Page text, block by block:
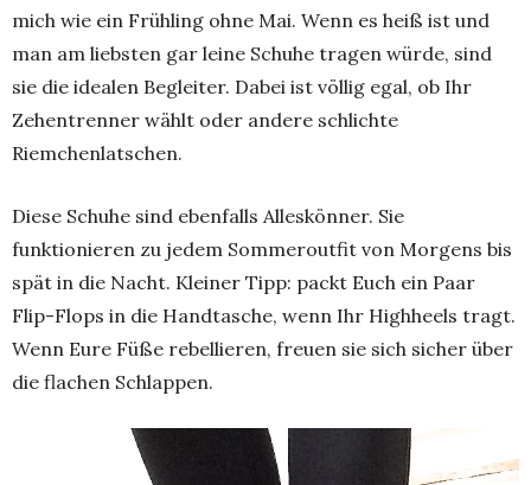
mich wie ein Frühling ohne Mai. Wenn es heiß ist und
man am liebsten gar leine Schuhe tragen würde, sind
sie die idealen Begleiter. Dabei ist völlig egal, ob Ihr
Zehentrenner wählt oder andere schlichte
Riemchenlatschen.
Diese Schuhe sind ebenfalls Alleskönner. Sie
funktionieren zu jedem Sommeroutfit von Morgens bis
spät in die Nacht. Kleiner Tipp: packt Euch ein Paar
Flip-Flops in die Handtasche, wenn Ihr Highheels tragt.
Wenn Eure Füße rebellieren, freuen sie sich sicher über
die flachen Schlappen.